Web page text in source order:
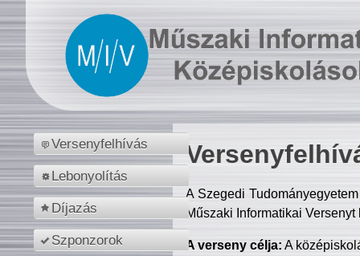
Versenyfelhívás
Lebonyolítás
Díjazás
Szponzorok
A Szegedi
Műszaki Informatikai
A verseny célja: A